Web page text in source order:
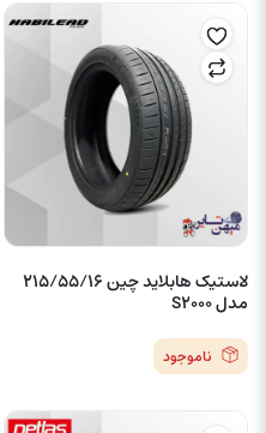
لاستیک هابلاید چین 215/55/16
مدل S2000
ناموجود